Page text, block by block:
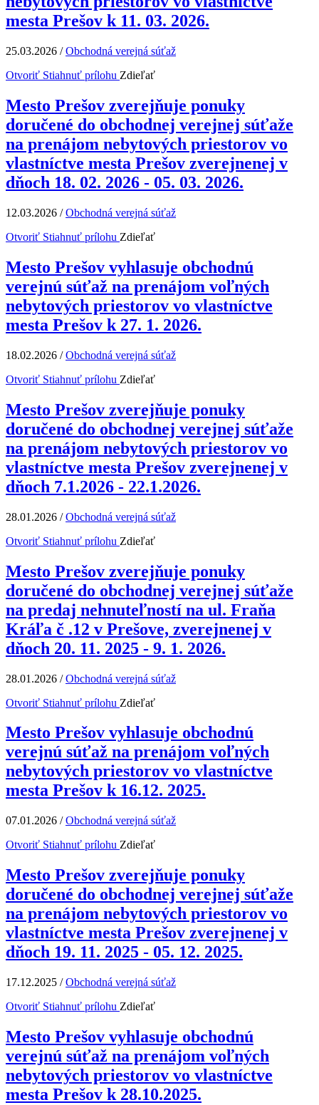
mesta Prešov k 11. 03. 2026.
25.03.2026 /Obchodná verejná súťaž
Otvoriť Stiahnuť prílohu Zdieľať
Mesto Prešov zverejňuje ponuky
doručené do obchodnej verejnej súťaže
na prenájom nebytových priestorov vo
vlastníctve mesta Prešov zverejnenej v
dňoch 18. 02. 2026 - 05. 03. 2026.
12.03.2026 /Obchodná verejná súťaž
Otvoriť Stiahnuť prílohu Zdieľať
Mesto Prešov vyhlasuje obchodnú
verejnú súťaž na prenájom voľných
nebytových priestorov vo vlastníctve
mesta Prešov k 27. 1. 2026.
18.02.2026 /Obchodná verejná súťaž
Otvoriť Stiahnuť prílohu Zdieľať
Mesto Prešov zverejňuje ponuky
doručené do obchodnej verejnej súťaže
na prenájom nebytových priestorov vo
vlastníctve mesta Prešov zverejnenej v
dňoch 7.1.2026 - 22.1.2026.
28.01.2026 /Obchodná verejná súťaž
Otvoriť Stiahnuť prílohu Zdieľať
Mesto Prešov zverejňuje ponuky
doručené do obchodnej verejnej súťaže
na predaj nehnuteľností na ul. Fraňa
Kráľa č .12 v Prešove, zverejnenej v
dňoch 20. 11. 2025 - 9. 1. 2026.
28.01.2026 /Obchodná verejná súťaž
Otvoriť Stiahnuť prílohu Zdieľať
Mesto Prešov vyhlasuje obchodnú
verejnú súťaž na prenájom voľných
nebytových priestorov vo vlastníctve
mesta Prešov k 16.12. 2025.
07.01.2026 /Obchodná verejná súťaž
Otvoriť Stiahnuť prílohu Zdieľať
Mesto Prešov zverejňuje ponuky
doručené do obchodnej verejnej súťaže
na prenájom nebytových priestorov vo
vlastníctve mesta Prešov zverejnenej v
dňoch 19. 11. 2025 - 05. 12. 2025.
17.12.2025 /Obchodná verejná súťaž
Otvoriť Stiahnuť prílohu Zdieľať
Mesto Prešov vyhlasuje obchodnú
verejnú súťaž na prenájom voľných
nebytových priestorov vo vlastníctve
mesta Prešov k 28.10.2025.